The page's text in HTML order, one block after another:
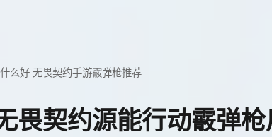
么好 无畏契约手游霰弹枪推荐
畏契约源能行动霰弹